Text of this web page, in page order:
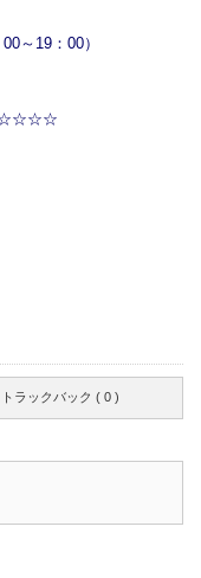
～19：00）
トラックバック ( 0 )